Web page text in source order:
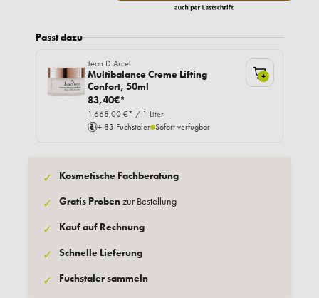
Passt dazu
Jean D Arcel
Multibalance Creme Lifting
Confort, 50ml
83,40€*
1.668,00 €* / 1 Liter
+ 83 Fuchstaler Sofort verfügbar
+
✓ Kosmetische Fachberatung
✓ Gratis Probenzur Bestellung
✓ Kauf auf Rechnung
✓ Schnelle Lieferung
✓ Fuchstaler sammeln